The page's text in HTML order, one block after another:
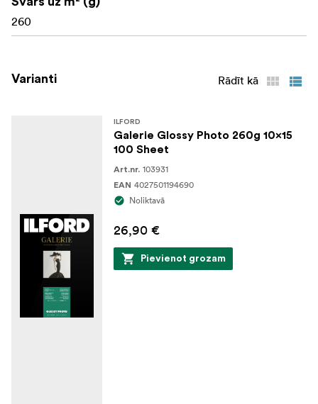
260
Varianti Rādīt kā
ILFORD
Galerie Glossy Photo 260g 10x15
100 Sheet
Art.nr. 103931
EAN 4027501194690
Noliktavā
26,90 €
Pievienot grozam